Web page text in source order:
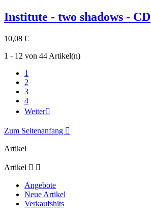
Institute - two shadows - CD
10,08 €
1 - 12 von 44 Artikel(n)
1
2
3
4
Weiter
Zum Seitenanfang 
Artikel
Artikel  
Angebote
Neue Artikel
Verkaufshits